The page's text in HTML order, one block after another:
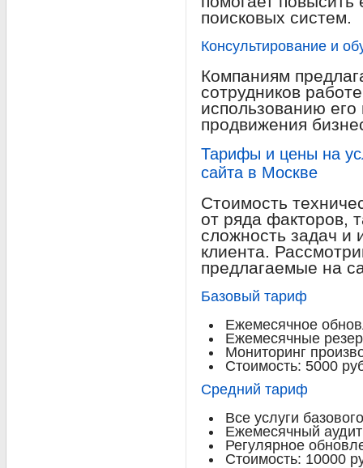
поисковых систем.
Консультирование и
Компаниям
сотрудников
использованию
продвижения
Тарифы и цены на
сайта в Москве
Стоимость
от ряда факторов,
сложность задач и
клиента.
предлагаемые на
Базовый тариф
Ежемесячное
Ежемесячные
Мониторинг
Стоимость: 5000
Средний тариф
Все услуги
Ежемесячный
Регулярное
Стоимость: 10000